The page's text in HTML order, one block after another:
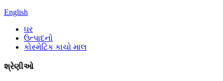
English
ઘર
ઉત્પાદનો
કોસ્મેટિક કાચો માલ
શ્રેણીઓ